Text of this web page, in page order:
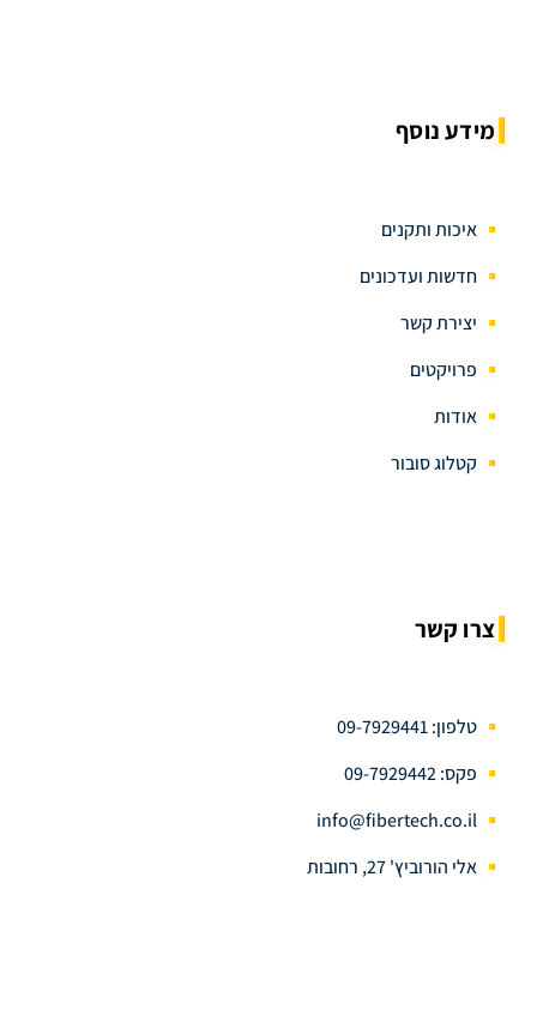
מידע נוסף
איכות ותקנים
חדשות ועדכונים
יצירת קשר
פרויקטים
אודות
קטלוג סובור
צרו קשר
טלפון: 09-7929441
פקס: 09-7929442
info@fibertech.co.il
אלי הורוביץ' 27, רחובות